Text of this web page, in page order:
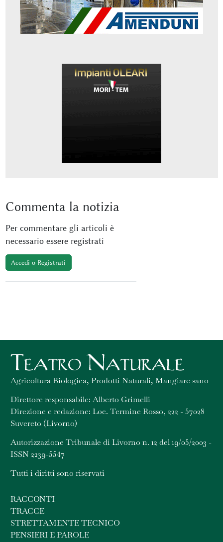
Commenta la notizia
Per commentare gli articoli è
necessario essere registrati
Accedi o Registrati
Agricoltura Biologica, Prodotti Naturali, Mangiare sano
Direttore responsabile: Alberto Grimelli
Direzione e redazione: Loc. Termine Rosso, 222 - 57028
Suvereto (Livorno)
Autorizzazione Tribunale di Livorno n. 12 del 19/05/2003 -
ISSN 2239-5547
Tutti i diritti sono riservati
RACCONTI
TRACCE
STRETTAMENTE TECNICO
PENSIERI E PAROLE